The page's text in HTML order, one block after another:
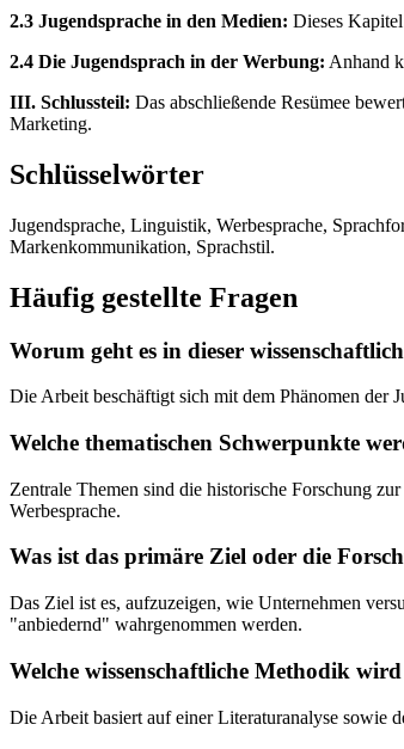
2.3 Jugendsprache in den Medien: Dieses
2.4 Die Jugendsprach in der Werbung: Anhand
III. Schlussteil: Das abschließende Resümee
Marketing.
Schlüsselwörter
Jugendsprache, Linguistik, Werbesprache,
Markenkommunikation, Sprachstil.
Häufig gestellte Fragen
Worum geht es in dieser
Die Arbeit beschäftigt sich mit dem Phänomen der
Welche thematischen Schwerpunkte
Zentrale Themen sind die historische Forschung
Werbesprache.
Was ist das primäre Ziel oder die
Das Ziel ist es, aufzuzeigen, wie Unternehmen
"anbiedernd" wahrgenommen werden.
Welche wissenschaftliche Methodik
Die Arbeit basiert auf einer Literaturanalyse sowie